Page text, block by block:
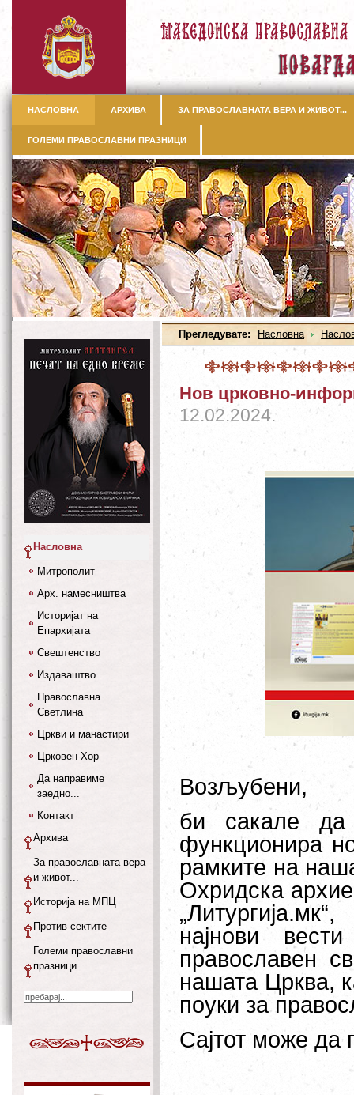
НАСЛОВНА АРХИВА ЗА ПРАВОСЛАВНАТА ВЕРА И ЖИВОТ...
ГОЛЕМИ ПРАВОСЛАВНИ ПРАЗНИЦИ
Прегледувате: Насловна
Нов црковно-
12.02.2024.
Возљубени,
би сакале
функционира
рамките на
Охридска
најнови
православен
нашата Црква,
поуки за
Сајтот може да
Насловна
Митрополит
Арх. намесништва
Историјат на
Епархијата
Свештенство
Издаваштво
Православна
Светлина
Цркви и манастири
Црковен Хор
Да направиме
заедно...
Контакт
Архива
За православната вера
и живот...
Историја на МПЦ
Против сектите
Големи православни
празници